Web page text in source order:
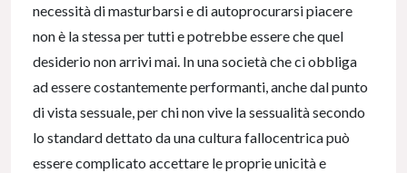
necessità di masturbarsi e di autoprocurarsi piacere
non è la stessa per tutti e potrebbe essere che quel
desiderio non arrivi mai. In una società che ci obbliga
ad essere costantemente performanti, anche dal punto
di vista sessuale, per chi non vive la sessualità secondo
lo standard dettato da una cultura fallocentrica può
essere complicato accettare le proprie unicità e